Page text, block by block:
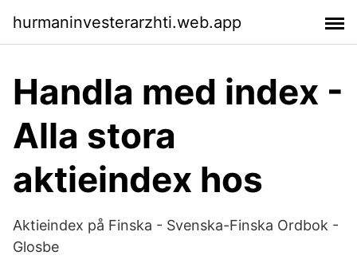
hurmaninvesterarzhti.web.app
Handla med index -
Alla stora
aktieindex hos
Aktieindex på Finska - Svenska-Finska Ordbok -
Glosbe